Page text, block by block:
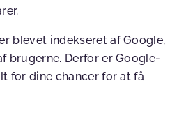
blevet indekseret af Google,
brugerne. Derfor er Google-
for dine chancer for at få